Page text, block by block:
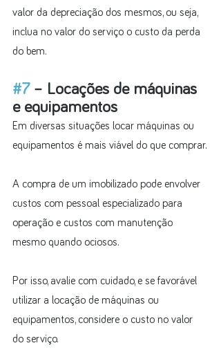
valor da depreciação dos mesmos, ou seja,
inclua no valor do serviço o custo da perda
do bem.
#7 – Locações de máquinas
e equipamentos
Em diversas situações locar máquinas ou
equipamentos é mais viável do que comprar.
A compra de um imobilizado pode envolver
custos com pessoal especializado para
operação e custos com manutenção
mesmo quando ociosos.
Por isso, avalie com cuidado, e se favorável
utilizar a locação de máquinas ou
equipamentos, considere o custo no valor
do serviço.